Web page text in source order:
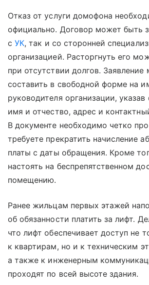
Отказ от услуги домофона
официально. Договор может быть
сУК, так и со сторонней
организацией. Расторгнуть его
при отсутствии долгов.
составить в свободной форме на
руководителя организации,
имя и отчество, адрес и
В документе необходимо четко
требуете прекратить начисление
платы с даты обращения. Кроме
настоять на беспрепятственном
помещению.
Ранее жильцам первых этажей
об обязанности платить за лифт.
что лифт обеспечивает доступ не
к квартирам, но и к техническим
а также к инженерным
проходят по всей высоте здания.